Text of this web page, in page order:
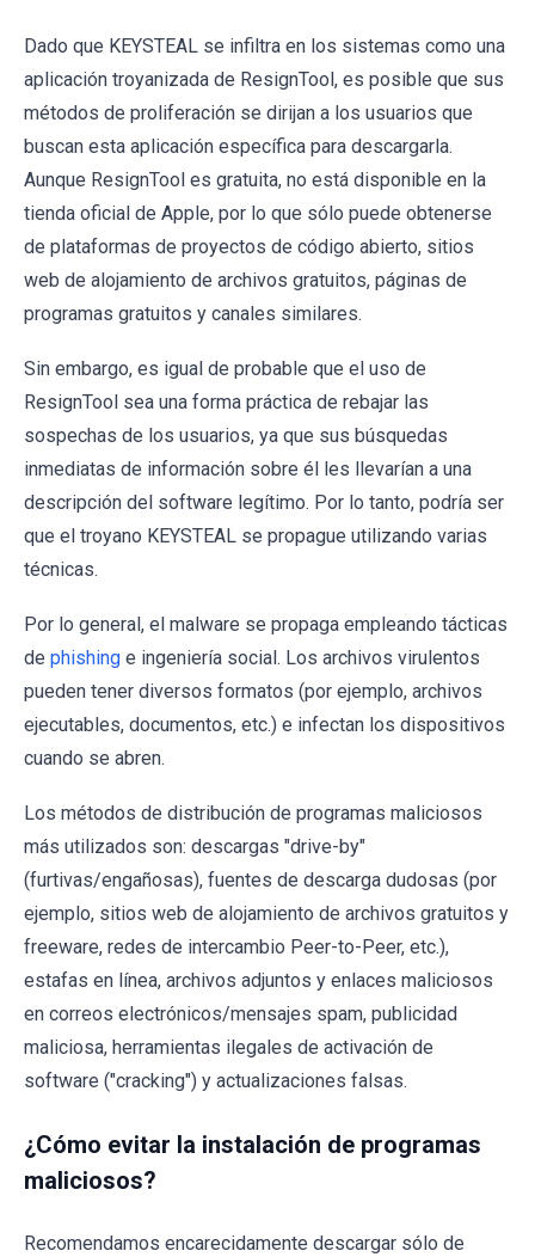
Dado que KEYSTEAL se infiltra en los sistemas como una
aplicación troyanizada de ResignTool, es posible que sus
métodos de proliferación se dirijan a los usuarios que
buscan esta aplicación específica para descargarla.
Aunque ResignTool es gratuita, no está disponible en la
tienda oficial de Apple, por lo que sólo puede obtenerse
de plataformas de proyectos de código abierto, sitios
web de alojamiento de archivos gratuitos, páginas de
programas gratuitos y canales similares.
Sin embargo, es igual de probable que el uso de
ResignTool sea una forma práctica de rebajar las
sospechas de los usuarios, ya que sus búsquedas
inmediatas de información sobre él les llevarían a una
descripción del software legítimo. Por lo tanto, podría ser
que el troyano KEYSTEAL se propague utilizando varias
técnicas.
Por lo general, el malware se propaga empleando tácticas
de phishing e ingeniería social. Los archivos virulentos
pueden tener diversos formatos (por ejemplo, archivos
ejecutables, documentos, etc.) e infectan los dispositivos
cuando se abren.
Los métodos de distribución de programas maliciosos
más utilizados son: descargas "drive-by"
(furtivas/engañosas), fuentes de descarga dudosas (por
ejemplo, sitios web de alojamiento de archivos gratuitos y
freeware, redes de intercambio Peer-to-Peer, etc.),
estafas en línea, archivos adjuntos y enlaces maliciosos
en correos electrónicos/mensajes spam, publicidad
maliciosa, herramientas ilegales de activación de
software ("cracking") y actualizaciones falsas.
¿Cómo evitar la instalación de programas
maliciosos?
Recomendamos encarecidamente descargar sólo de